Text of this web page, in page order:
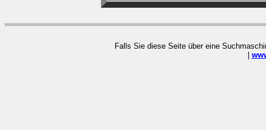
Falls Sie diese Seite über eine